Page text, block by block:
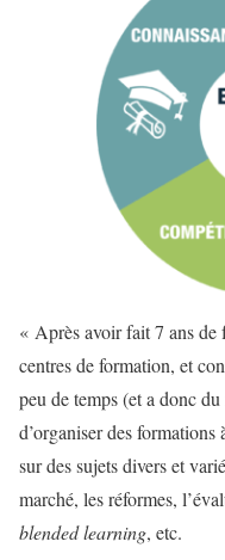
« Après avoir fait 7 ans de
centres de formation, et
peu de temps (et a donc
d’organiser des formations
sur des sujets divers et
marché, les réformes,
blended learning, etc.